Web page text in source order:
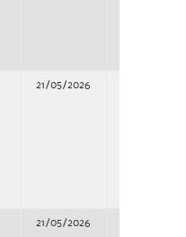
21/05/2026
21/05/2026